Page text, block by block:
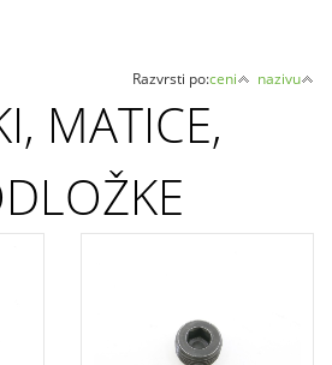
Razvrsti po:ceni nazivu
MATICE,